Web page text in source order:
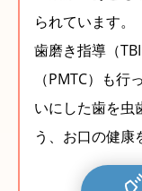
られています。
歯磨き指導（
（PMTC）も
いにした歯を虫
う、お口の健康